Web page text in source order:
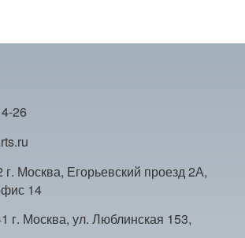
26
Москва, Егорьевский проезд 2А,
14
г. Москва, ул. Люблинская 153,